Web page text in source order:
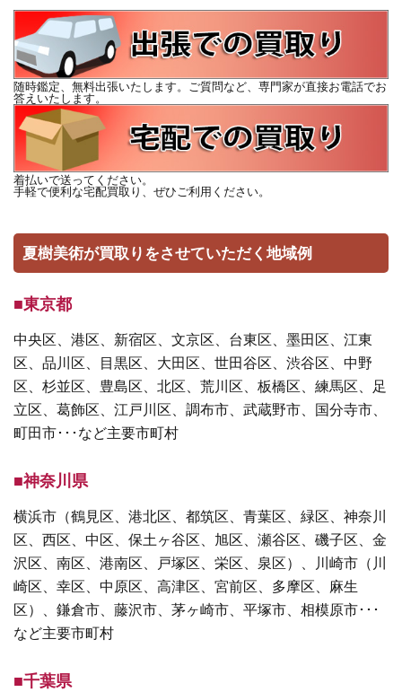
随時鑑定、無料出張いたします。ご質問など、専門家が直接お電話でお
答えいたします。
着払いで送ってください。
手軽で便利な宅配買取り、ぜひご利用ください。
夏樹美術が買取りをさせていただく地域例
■東京都
中央区、港区、新宿区、文京区、台東区、墨田区、江東
区、品川区、目黒区、大田区、世田谷区、渋谷区、中野
区、杉並区、豊島区、北区、荒川区、板橋区、練馬区、足
立区、葛飾区、江戸川区、調布市、武蔵野市、国分寺市、
町田市･･･など主要市町村
■神奈川県
横浜市（鶴見区、港北区、都筑区、青葉区、緑区、神奈川
区、西区、中区、保土ヶ谷区、旭区、瀬谷区、磯子区、金
沢区、南区、港南区、戸塚区、栄区、泉区）、川崎市（川
崎区、幸区、中原区、高津区、宮前区、多摩区、麻生
区）、鎌倉市、藤沢市、茅ヶ崎市、平塚市、相模原市･･･
など主要市町村
■千葉県